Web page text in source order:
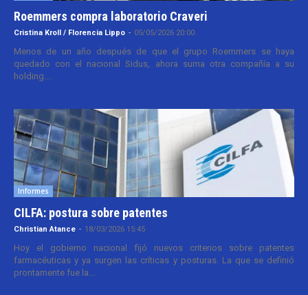
Roemmers compra laboratorio Craveri
Cristina Kroll / Florencia Lippo - 05/05/2026 20:00
Menos de un año después de que el grupo Roemmers se haya
quedado con el nacional Sidus, ahora suma otra compañía a su
holding....
Informes
CILFA: postura sobre patentes
Christian Atance - 18/03/2026 15:45
Hoy el gobierno nacional fijó nuevos criterios sobre patentes
farmacéuticas y ya surgen las críticas y posturas. La que se definió
prontamente fue la...